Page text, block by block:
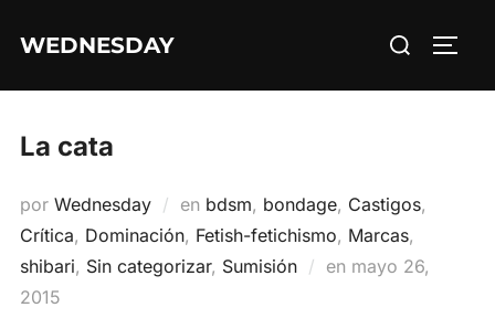
WEDNESDAY Buscar:
La cata
por Wednesday en bdsm, bondage, Castigos,
Crítica, Dominación, Fetish-fetichismo, Marcas,
shibari, Sin categorizar, Sumisión en Publicado
mayo 26,
2015